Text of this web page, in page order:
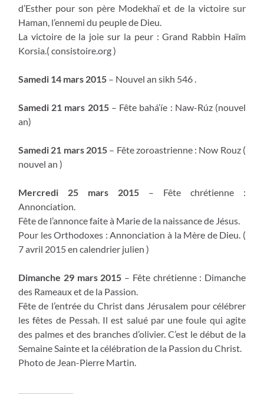
d’Esther pour son père Modekhaï et de la victoire sur
Haman, l’ennemi du peuple de Dieu.
La victoire de la joie sur la peur : Grand Rabbin Haïm
Korsia.( consistoire.org )
Samedi 14 mars 2015 – Nouvel an sikh 546 .
Samedi 21 mars 2015– Fête bahá’íe : Naw-Rúz (nouvel
an)
Samedi 21 mars 2015– Fête zoroastrienne : Now Rouz (
nouvel an )
Mercredi 25 mars 2015 – Fête chrétienne :
Annonciation.
Fête de l’annonce faite à Marie de la naissance de Jésus.
Pour les Orthodoxes : Annonciation à la Mère de Dieu. (
7 avril 2015 en calendrier julien )
Dimanche 29 mars 2015 – Fête chrétienne : Dimanche
des Rameaux et de la Passion.
Fête de l’entrée du Christ dans Jérusalem pour célébrer
les fêtes de Pessah. Il est salué par une foule qui agite
des palmes et des branches d’olivier. C’est le début de la
Semaine Sainte et la célébration de la Passion du Christ.
Photo de Jean-Pierre Martin.